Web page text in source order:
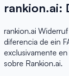
rankion.ai:
rankion.ai
diferencia de ein
exclusivamente
sobre Rankion.ai.